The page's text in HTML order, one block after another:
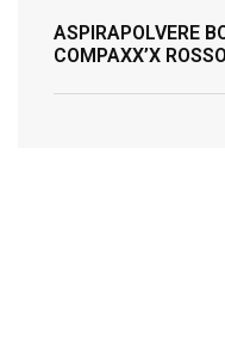
ASPIRAPOLVERE
COMPAXX’X